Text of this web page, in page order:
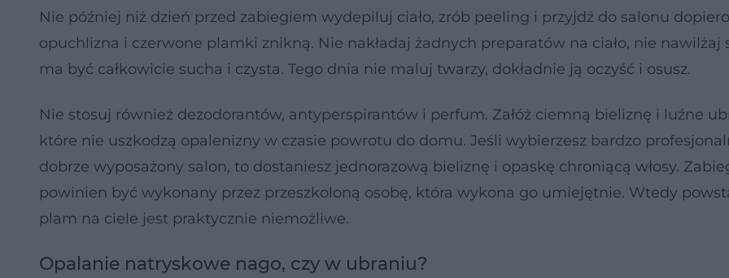
Nie później niż dzień przed zabiegiem wydepiluj ciało, zrób peeling i przyjdź do salonu
opuchlizna i czerwone plamki znikną. Nie nakładaj żadnych preparatów na ciało, nie nawilżaj
ma być całkowicie sucha i czysta. Tego dnia nie maluj twarzy, dokładnie ją oczyść i osusz.
Nie stosuj również dezodorantów, antyperspirantów i perfum. Załóż ciemną bieliznę i luźne
które nie uszkodzą opalenizny w czasie powrotu do domu. Jeśli wybierzesz bardzo
dobrze wyposażony salon, to dostaniesz jednorazową bieliznę i opaskę chroniącą włosy.
powinien być wykonany przez przeszkoloną osobę, która wykona go umiejętnie. Wtedy
plam na ciele jest praktycznie niemożliwe.
Opalanie natryskowe nago, czy w ubraniu?